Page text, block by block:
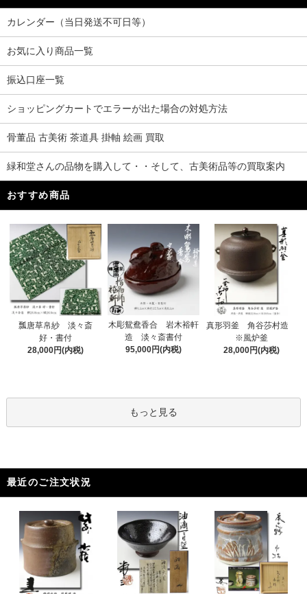
カレンダー（当日発送不可日等）
お気に入り商品一覧
振込口座一覧
ショッピングカートでエラーが出た場合の対処方法
骨董品 古美術 茶道具 掛軸 絵画 買取
緑和堂さんの品物を購入して・・そして、古美術品等の買取案内
おすすめ商品
瓢唐草帛紗 淡々斎
好・書付
28,000円(内税)
木彫鴛鴦香合 岩木裕軒
造 淡々斎書付
95,000円(内税)
真形羽釜 角谷莎村造
※風炉釜
28,000円(内税)
もっと見る
最近のご注文状況